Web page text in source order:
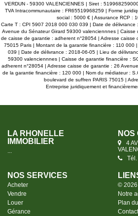
VERDUN - 59300 VALENCIENNES | Siret :
TVA Intracommunautaire : FR65519968259 | Forme
social : 5000 € | Assurance RCP :
Carte T : CPI 5907 2018 000 030 039 | Date de délivrance
Avenue du Sénateur Girard 59300 valenciennnes | Caisse
de caisse de garantie : adherent n°28054 | Adresse
75015 Paris | Montant de la garantie financière : 110 000
039 | Date de délivrance : 2018-06-05 | Lieu de
59300 valenciennnes | Caisse de garantie financière :
adherent n°28054 | Adresse caisse de garantie : 26
de la garantie financière : 120 000 | Nom du médiateur :
boulevard de suffren PARIS 75015 |
Entreprise juridiquement et
LA RHONELLE
IMMOBILIER
NOS
4
NOS SERVICES
Acheter
Vendre
Louer
Gérance
©
Notre
Plan